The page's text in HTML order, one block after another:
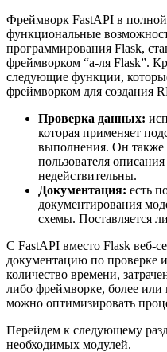
Фреймворк FastAPI в полной
функциональные
программирования Flask,
фреймворком “а-ля Flask”.
следующие функции,
фреймворком для создания
Проверка данных:
которая применяет
выполнения. Он также
пользователя
недействительны.
Документация: есть
документирования
схемы. Поставляется
С FastAPI вместо Flask веб-
документацию по проверке
количество времени,
либо фреймворке, более
можно оптимизировать
Перейдем к следующему
необходимых модулей.